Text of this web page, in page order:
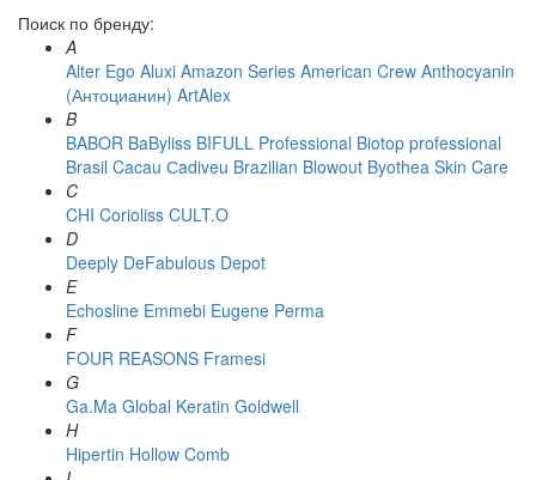
Поиск по бренду:
A
Alter Ego Aluxi Amazon Series American Crew Anthocyanin
(Антоцианин) ArtAlex
B
BABOR BaByliss BIFULL Professional Biotop professional
Brasil Cacau Сadiveu Brazilian Blowout Byothea Skin Care
C
CHI Corioliss CULT.O
D
Deeply DeFabulous Depot
E
Echosline Emmebi Eugene Perma
F
FOUR REASONS Framesi
G
Ga.Ma Global Keratin Goldwell
H
Hipertin Hollow Comb